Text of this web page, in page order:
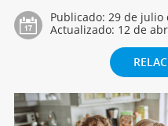
Publicado: 29 de julio
Actualizado: 12 de